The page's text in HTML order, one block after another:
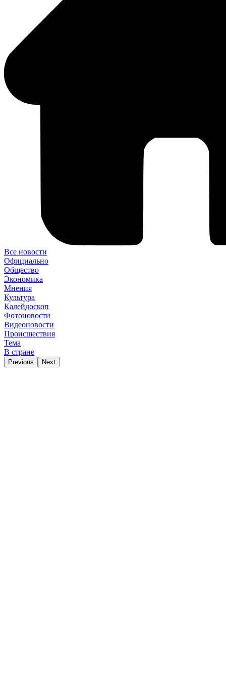
Все новости
Официально
Общество
Экономика
Мнения
Культура
Калейдоскоп
Фотоновости
Видеоновости
Происшествия
Тема
В стране
Previous Next